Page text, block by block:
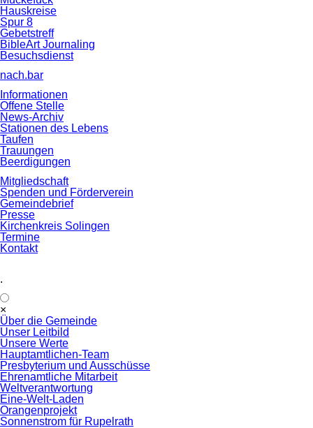
Hauskreise
Spur 8
Gebetstreff
BibleArt Journaling
Besuchsdienst
nach.bar
Informationen
Offene Stelle
News-Archiv
Stationen des Lebens
Taufen
Trauungen
Beerdigungen
Mitgliedschaft
Spenden und Förderverein
Gemeindebrief
Presse
Kirchenkreis Solingen
Termine
Kontakt
.
×
überspringen
Über die Gemeinde
Unser Leitbild
Unsere Werte
Hauptamtlichen-Team
Presbyterium und Ausschüsse
Ehrenamtliche Mitarbeit
Weltverantwortung
Eine-Welt-Laden
Orangenprojekt
Sonnenstrom für Rupelrath